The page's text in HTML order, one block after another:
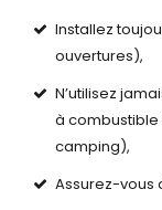
Installez
ouvertures),
N’utilisez
à combustible
camping),
Assurez-vous